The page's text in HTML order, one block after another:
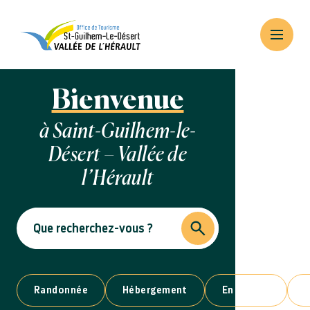
Bienvenue
à Saint-Guilhem-le-
Désert – Vallée de
l’Hérault
Randonnée Hébergement En famille